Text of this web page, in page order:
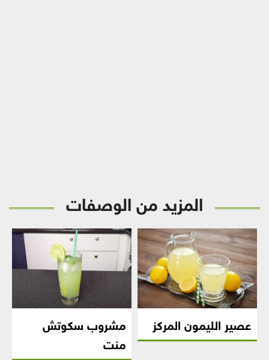
المزيد من الوصفات
عصير الليمون المركز
مشروب سكوتش
منت